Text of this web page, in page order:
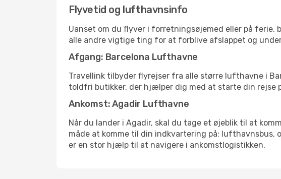
Flyvetid og lufthavnsinfo
Uanset om du flyver i forretningsøjemed eller på ferie,
alle andre vigtige ting for at forblive afslappet og
Afgang: Barcelona Lufthavne
Travellink tilbyder flyrejser fra alle større lufthavne i
toldfri butikker, der hjælper dig med at starte din rejse
Ankomst: Agadir Lufthavne
Når du lander i Agadir, skal du tage et øjeblik til at
måde at komme til din indkvartering på:
er en stor hjælp til at navigere i ankomstlogistikken.